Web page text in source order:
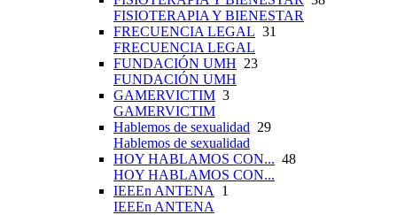
FISIOTERAPIA Y BIENESTAR
FRECUENCIA LEGAL 31
FRECUENCIA LEGAL
FUNDACIÓN UMH 23
FUNDACIÓN UMH
GAMERVICTIM 3
GAMERVICTIM
Hablemos de sexualidad 29
Hablemos de sexualidad
HOY HABLAMOS CON... 48
HOY HABLAMOS CON...
IEEEn ANTENA
1
IEEEn ANTENA